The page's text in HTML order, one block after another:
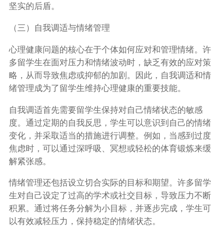
坚实的后盾。
（三）自我调适与情绪管理
心理健康问题的核心在于个体如何应对和管理情绪。许
多留学生在面对压力和情绪波动时，缺乏有效的应对策
略，从而导致焦虑或抑郁的加剧。因此，自我调适和情
绪管理成为了留学生维持心理健康的重要技能。
自我调适首先需要留学生保持对自己情绪状态的敏感
度。通过定期的自我反思，学生可以意识到自己的情绪
变化，并采取适当的措施进行调整。例如，当感到过度
焦虑时，可以通过深呼吸、冥想或轻松的体育锻炼来缓
解紧张感。
情绪管理还包括设立切合实际的目标和期望。许多留学
生对自己设定了过高的学术或社交目标，导致压力不断
积累。通过将任务分解为小目标，并逐步完成，学生可
以有效减轻压力，保持稳定的情绪状态。